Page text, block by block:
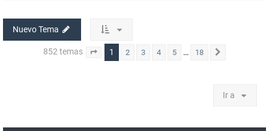
Nuevo Tema
852 temas Página 1de 18
1 2 3 4 5 … 18
Ir a